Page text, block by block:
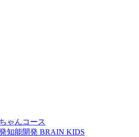
ゃんコース
知能開発 BRAIN KIDS